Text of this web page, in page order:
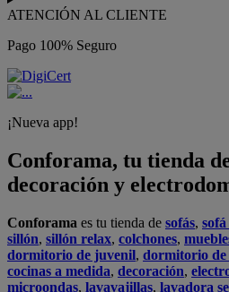
ATENCIÓN AL CLIENTE
Pago 100% Seguro
¡Nueva app!
Conforama, tu tienda
decoración y
Conforama es tu tienda de sofás,
sillón, sillón relax, colchones,
dormitorio de juvenil, dormitorio
cocinas a medida, decoración,
microondas, lavavajillas, lavadora